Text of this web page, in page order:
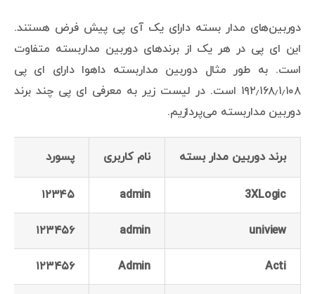
دوربین‌های مدار بسته دارای یک آی پی پیش فرض هستند.
این ای پی در هر یک از برندهای دوربین مداربسته متفاوت
است. به طور مثال دوربین مداربسته داهوا دارای ای پی
۱۹۲٫۱۶۸٫۱٫۱۰۸ است. در لیست زیر به معرفی ای پی چند برند
دوربین مداربسته می‌پردازیم.
برند دوربین مدار بسته نام کاربری پسورد
3XLogic
admin ۱۲۳۴۵
uniview
admin ۱۲۳۴۵۶
Acti
Admin ۱۲۳۴۵۶